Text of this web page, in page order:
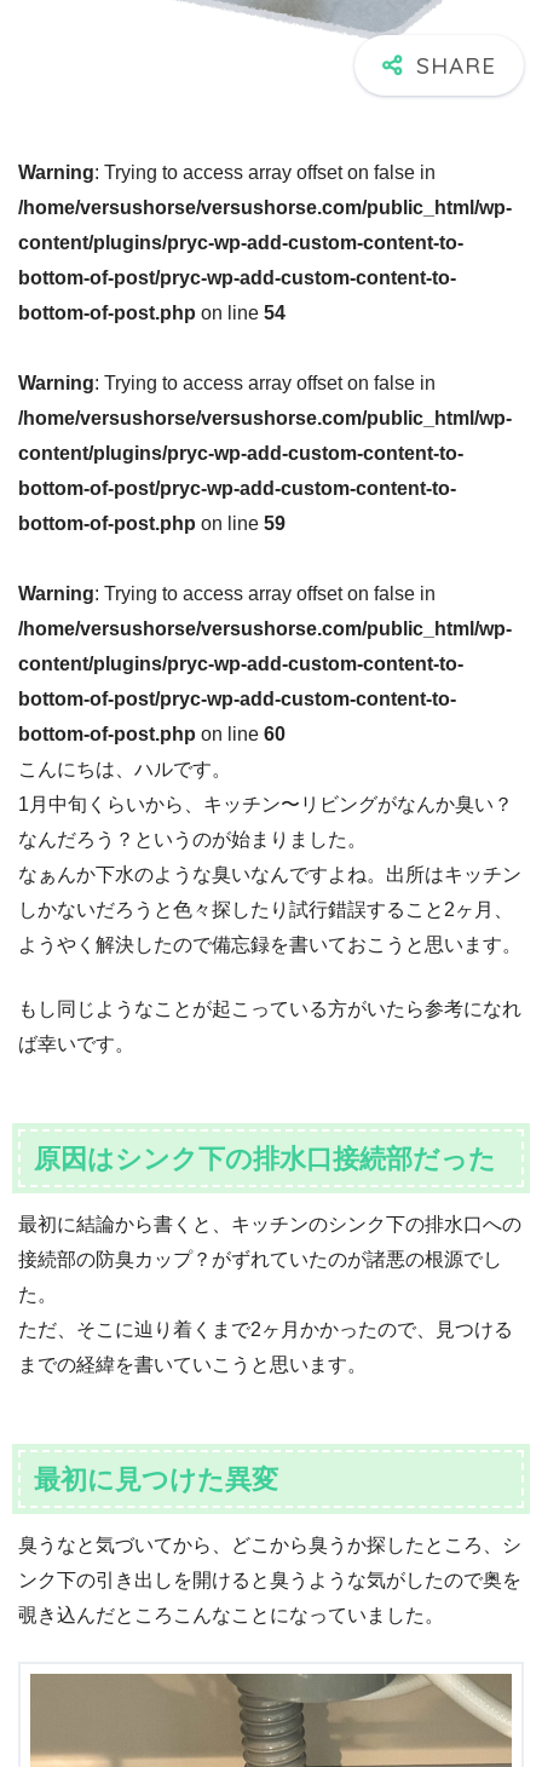
Warning: Trying to access array offset on false in
/home/versushorse/versushorse.com/public_html/wp-
content/plugins/pryc-wp-add-custom-content-to-
bottom-of-post/pryc-wp-add-custom-content-to-
bottom-of-post.php on line 54
Warning: Trying to access array offset on false in
/home/versushorse/versushorse.com/public_html/wp-
content/plugins/pryc-wp-add-custom-content-to-
bottom-of-post/pryc-wp-add-custom-content-to-
bottom-of-post.php on line 59
Warning: Trying to access array offset on false in
/home/versushorse/versushorse.com/public_html/wp-
content/plugins/pryc-wp-add-custom-content-to-
bottom-of-post/pryc-wp-add-custom-content-to-
bottom-of-post.php on line 60
こんにちは、ハルです。
1月中旬くらいから、キッチン〜リビングがなんか臭い？
なんだろう？というのが始まりました。
なぁんか下水のような臭いなんですよね。出所はキッチン
しかないだろうと色々探したり試行錯誤すること2ヶ月、
ようやく解決したので備忘録を書いておこうと思います。
もし同じようなことが起こっている方がいたら参考になれ
ば幸いです。
原因はシンク下の排水口接続部だった
最初に結論から書くと、キッチンのシンク下の排水口への
接続部の防臭カップ？がずれていたのが諸悪の根源でし
た。
ただ、そこに辿り着くまで2ヶ月かかったので、見つける
までの経緯を書いていこうと思います。
最初に見つけた異変
臭うなと気づいてから、どこから臭うか探したところ、シ
ンク下の引き出しを開けると臭うような気がしたので奥を
覗き込んだところこんなことになっていました。